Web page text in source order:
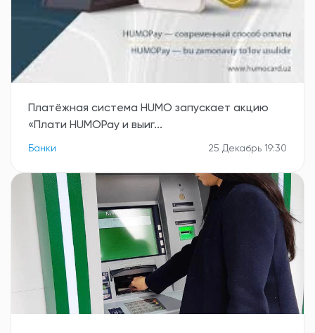
Платёжная система HUMO запускает акцию
«Плати HUMOPay и выиг...
Банки 25 Декабрь 19:30